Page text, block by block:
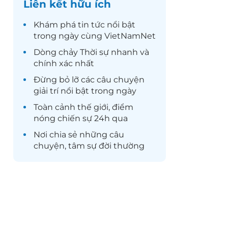
Liên kết hữu ích
Khám phá tin tức nổi bật
trong ngày cùng VietNamNet
Dòng chảy Thời sự nhanh và
chính xác nhất
Đừng bỏ lỡ các câu chuyện
giải trínổi bật trong ngày
Toàn cảnh thế giới, điểm
nóng chiến sự 24h qua
Nơi chia sẻ những câu
chuyện, tâm sự đời thường